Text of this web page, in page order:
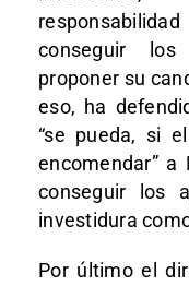
conseguir
proponer su
eso, ha
“se pueda, si
encomendar” a
conseguir los
investidura
Por último el